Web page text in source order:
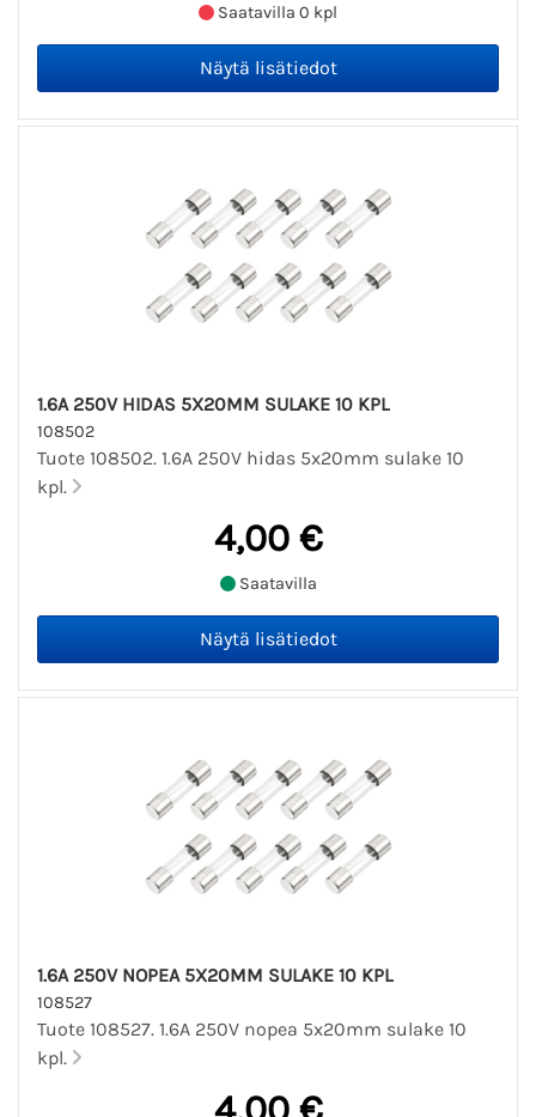
Saatavilla 0 kpl
1.6A 250V HIDAS 5X20MM SULAKE 10 KPL
108502
Tuote 108502. 1.6A 250V hidas 5x20mm sulake 10
kpl.
4,00 €
Saatavilla
1.6A 250V NOPEA 5X20MM SULAKE 10 KPL
108527
Tuote 108527. 1.6A 250V nopea 5x20mm sulake 10
kpl.